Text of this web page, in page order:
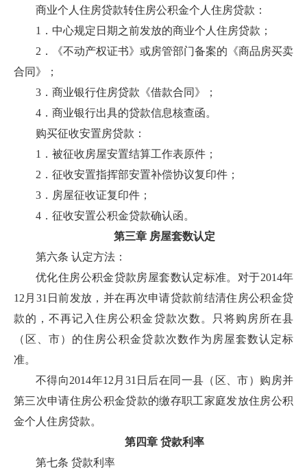
商业个人住房贷款转住房公积金个人住房贷款：
1．中心规定日期之前发放的商业个人住房贷款；
2．《不动产权证书》或房管部门备案的《商品房买卖
合同》；
3．商业银行住房贷款《借款合同》；
4．商业银行出具的贷款信息核查函。
购买征收安置房贷款：
1．被征收房屋安置结算工作表原件；
2．征收安置指挥部安置补偿协议复印件；
3．房屋征收证复印件；
4．征收安置公积金贷款确认函。
第三章 房屋套数认定
第六条 认定方法：
优化住房公积金贷款房屋套数认定标准。对于2014年
12月31日前发放，并在再次申请贷款前结清住房公积金贷
款的，不再记入住房公积金贷款次数。只将购房所在县
（区、市）的住房公积金贷款次数作为房屋套数认定标
准。
不得向2014年12月31日后在同一县（区、市）购房并
第三次申请住房公积金贷款的缴存职工家庭发放住房公积
金个人住房贷款。
第四章 贷款利率
第七条 贷款利率